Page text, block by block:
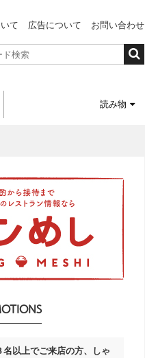
て 広告について お問い合わせ
読み物
名以上でご来店の方、しゃ